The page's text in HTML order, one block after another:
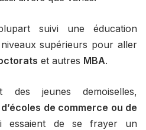
suivi une éducation
supérieurs pour aller
et autres MBA.
des jeunes demoiselles,
de commerce ou de
essaient de se frayer un